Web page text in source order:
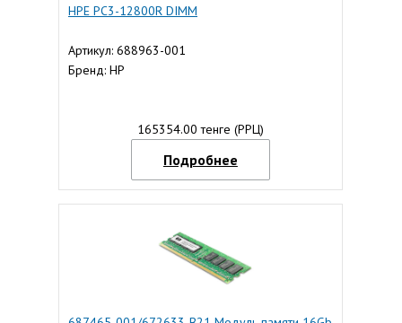
HPE PC3-12800R DIMM
Артикул: 688963-001
Бренд: HP
165354.00 тенге (РРЦ)
Подробнее